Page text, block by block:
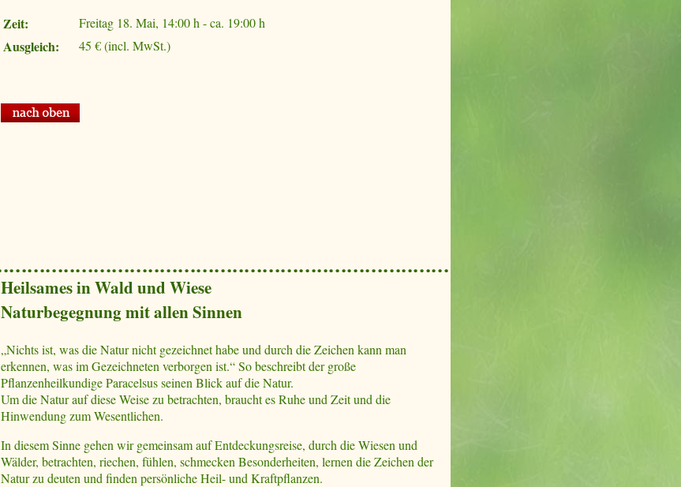
Zeit: Freitag 18. Mai, 14:00 h - ca. 19:00 h
Ausgleich: 45 € (incl. MwSt.)
Heilsames in Wald und Wiese
Naturbegegnung mit allen Sinnen
„Nichts ist, was die Natur nicht gezeichnet habe und durch die Zeichen kann man
erkennen, was im Gezeichneten verborgen ist.“ So beschreibt der große
Pflanzenheilkundige Paracelsus seinen Blick auf die Natur.
Um die Natur auf diese Weise zu betrachten, braucht es Ruhe und Zeit und die
Hinwendung zum Wesentlichen.
In diesem Sinne gehen wir gemeinsam auf Entdeckungsreise, durch die Wiesen und
Wälder, betrachten, riechen, fühlen, schmecken Besonderheiten, lernen die Zeichen der
Natur zu deuten und finden persönliche Heil- und Kraftpflanzen.